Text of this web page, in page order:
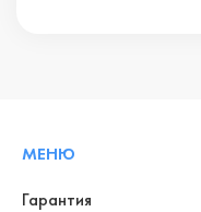
МЕНЮ
Гарантия